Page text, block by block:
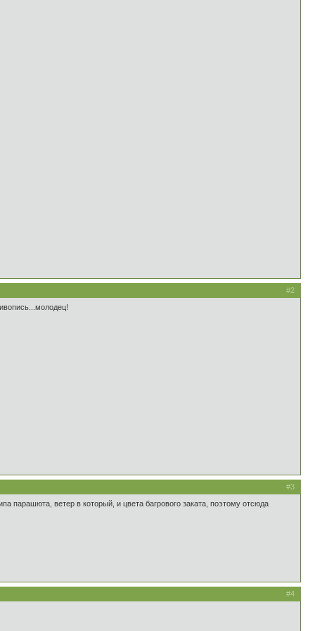
#2
#3
парашюта, ветер в который, и цвета багрового заката, поэтому отсюда
#4